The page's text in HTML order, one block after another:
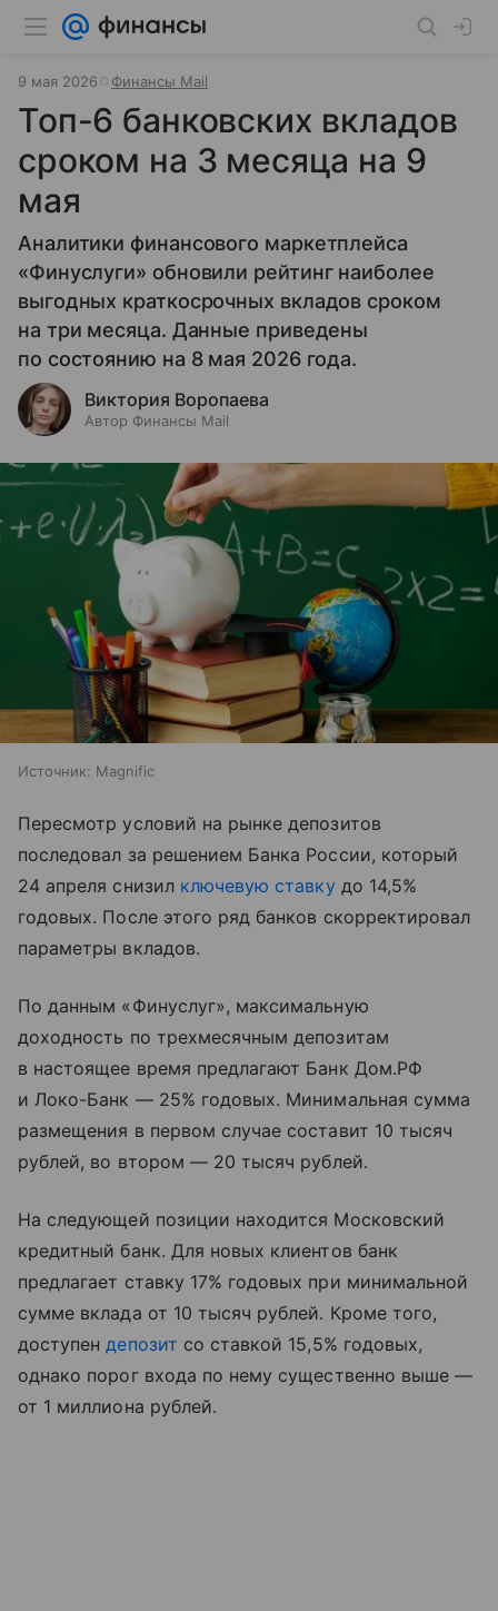
9 мая 2026 Финансы Mail
Топ-6 банковских вкладов
сроком на 3 месяца на 9
мая
Аналитики финансового маркетплейса
«Финуслуги» обновили рейтинг наиболее
выгодных краткосрочных вкладов сроком
на три месяца. Данные приведены
по состоянию на 8 мая 2026 года.
Виктория Воропаева
Автор Финансы Mail
Источник: Magnific
Пересмотр условий на рынке депозитов
последовал за решением Банка России, который
24 апреля снизил ключевую ставку до 14,5%
годовых. После этого ряд банков скорректировал
параметры вкладов.
По данным «Финуслуг», максимальную
доходность по трехмесячным депозитам
в настоящее время предлагают Банк Дом.РФ
и Локо-Банк — 25% годовых. Минимальная сумма
размещения в первом случае составит 10 тысяч
рублей, во втором — 20 тысяч рублей.
На следующей позиции находится Московский
кредитный банк. Для новых клиентов банк
предлагает ставку 17% годовых при минимальной
сумме вклада от 10 тысяч рублей. Кроме того,
доступендепозит со ставкой 15,5% годовых,
однако порог входа по нему существенно выше —
от 1 миллиона рублей.